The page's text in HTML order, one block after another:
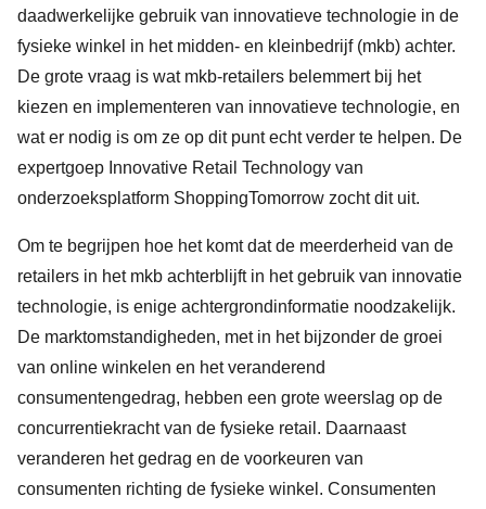
daadwerkelijke gebruik van innovatieve technologie in de
fysieke winkel in het midden- en kleinbedrijf (mkb) achter.
De grote vraag is wat mkb-retailers belemmert bij het
kiezen en implementeren van innovatieve technologie, en
wat er nodig is om ze op dit punt echt verder te helpen. De
expertgoep Innovative Retail Technology van
onderzoeksplatform ShoppingTomorrow zocht dit uit.
Om te begrijpen hoe het komt dat de meerderheid van de
retailers in het mkb achterblijft in het gebruik van innovatie
technologie, is enige achtergrondinformatie noodzakelijk.
De marktomstandigheden, met in het bijzonder de groei
van online winkelen en het veranderend
consumentengedrag, hebben een grote weerslag op de
concurrentiekracht van de fysieke retail. Daarnaast
veranderen het gedrag en de voorkeuren van
consumenten richting de fysieke winkel. Consumenten